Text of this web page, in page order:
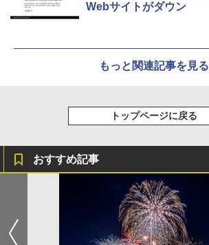
Webサイトがダウン
もっと関連記事を見る
トップページに戻る
おすすめ記事